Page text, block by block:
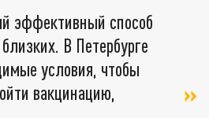
эффективный способ
В Петербурге
условия, чтобы
вакцинацию,